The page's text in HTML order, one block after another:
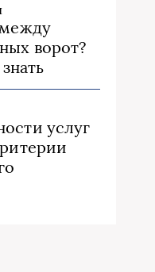
ворот?
услуг